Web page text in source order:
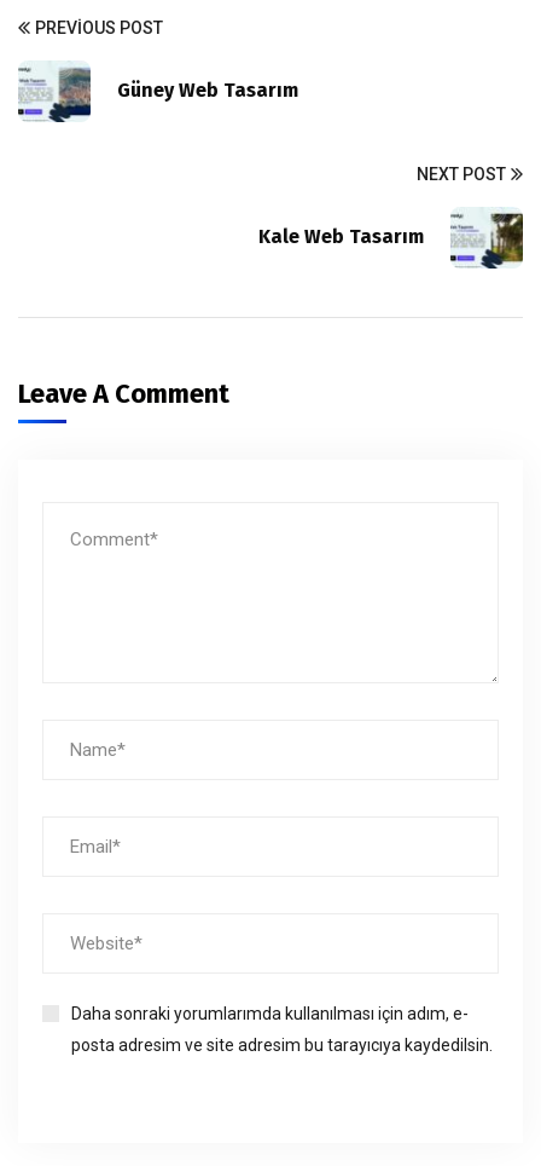
PREVIOUS POST
Güney Web Tasarım
NEXT POST
Kale Web Tasarım
Leave A Comment
Daha sonraki yorumlarımda kullanılması için adım, e-
posta adresim ve site adresim bu tarayıcıya kaydedilsin.